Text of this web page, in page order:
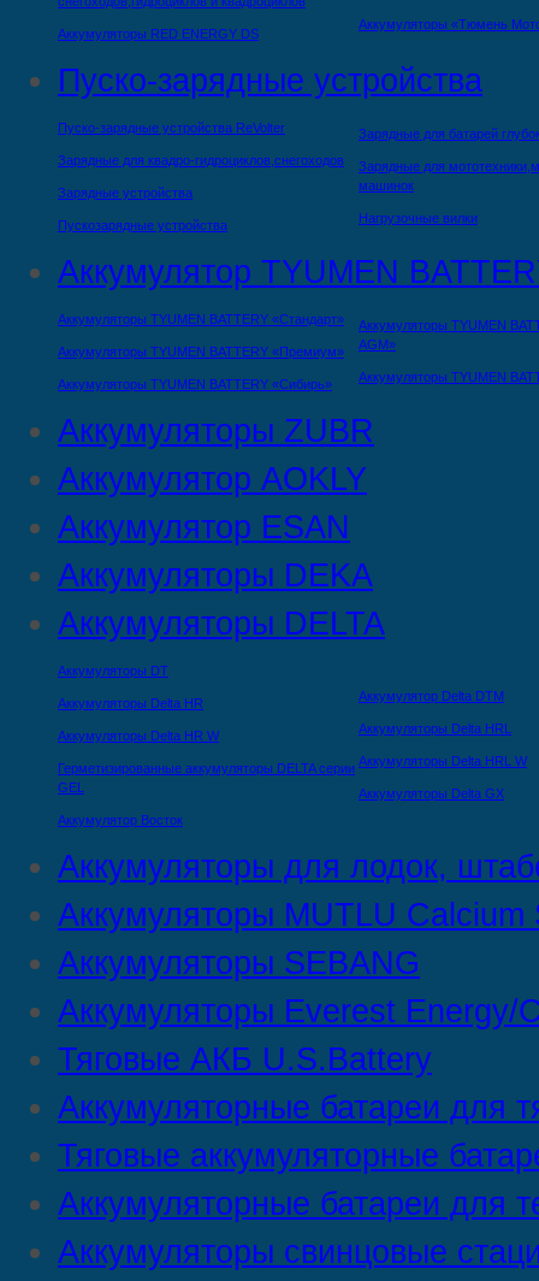
Аккумуляторы RED ENERGY DS
Аккумуляторы «Тюмень
Пуско-зарядные устройства
Пуско-зарядные устройства ReVolter
Зарядные для квадро-гидроциклов,снегоходов
Зарядные устройства
Пускозарядные устройства
Зарядные для батарей
Зарядные для
машинок
Нагрузочные вилки
Аккумулятор TYUMEN
Аккумуляторы TYUMEN BATTERY «Стандарт»
Аккумуляторы TYUMEN BATTERY «Премиум»
Аккумуляторы TYUMEN BATTERY «Сибирь»
Аккумуляторы TYUMEN
AGM»
Аккумуляторы TYUMEN
Аккумуляторы ZUBR
Аккумулятор AOKLY
Аккумулятор ESAN
Аккумуляторы DEKA
Аккумуляторы DELTA
Аккумуляторы DT
Аккумуляторы Delta HR
Аккумуляторы Delta HR W
Герметизированные аккумуляторы DELTA серии
GEL
Аккумулятор Восток
Аккумулятор Delta DTМ
Аккумуляторы Delta HRL
Аккумуляторы Delta HRL W
Аккумуляторы Delta GX
Аккумуляторы для лодок,
Аккумуляторы MUTLU Calcium
Аккумуляторы SEBANG
Аккумуляторы Everest Energy/
Тяговые АКБ U.S.Battery
Аккумуляторные батареи для
Тяговые аккумуляторные
Аккумуляторные батареи для
Аккумуляторы свинцовые